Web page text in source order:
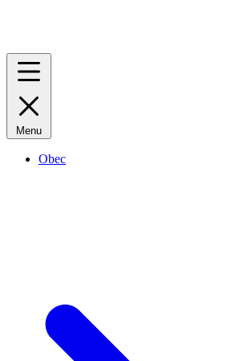
Menu
Obec